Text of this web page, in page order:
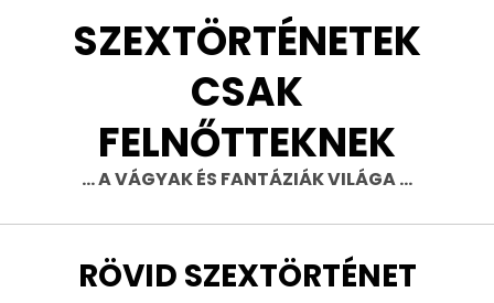
SZEXTÖRTÉNETEK
CSAK
FELNŐTTEKNEK
… A VÁGYAK ÉS FANTÁZIÁK VILÁGA …
CÍMKE
:
RÖVID SZEXTÖRTÉNET